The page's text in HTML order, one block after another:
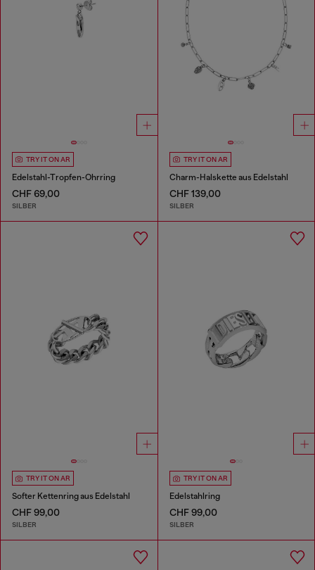
TRY IT ON AR
Edelstahl-Tropfen-Ohrring
CHF 69,00
SILBER
TRY IT ON AR
Charm-Halskette aus Edelstahl
CHF 139,00
SILBER
TRY IT ON AR
Softer Kettenring aus Edelstahl
CHF 99,00
SILBER
TRY IT ON AR
Edelstahlring
CHF 99,00
SILBER